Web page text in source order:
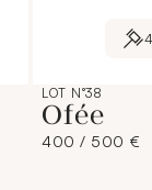
LOT N°38
Ofée
400 / 500 €